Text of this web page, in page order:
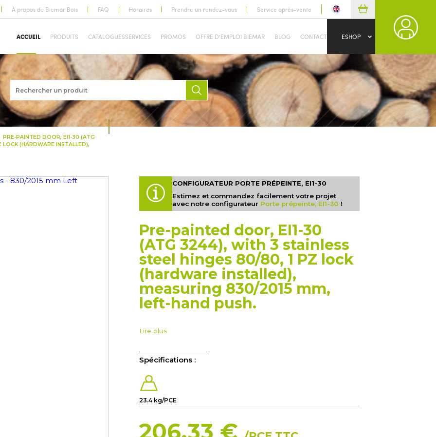
À propos de Biemar Bois FAQ Horaires Prendre un rendez-vous Service après-vente
ACCUEIL PRODUITS CATALOGUESSERVICES PROMOS OFFRE D’EMPLOI BIEMAR BLOG CONTACT ESHOP
PRE-PAINTED DOOR, EI1-30 (ATG
(HARDWARE INSTALLED),
CONFIGURATEUR PORTE PRÉPEINTE, EI1-30
Estimez et commandez facilement votre projet
avec notre configurateur Porte prépeinte, EI1-30 !
Pre-painted door, EI1-30
(ATG 3244), with 3 stainless
steel hinges 80/80, 1 PZ lock
(hardware installed),
measuring 830/2015 mm,
left-hand push.
Lire plus
Spécifications :
23.4 kg/PCE
206.33 €